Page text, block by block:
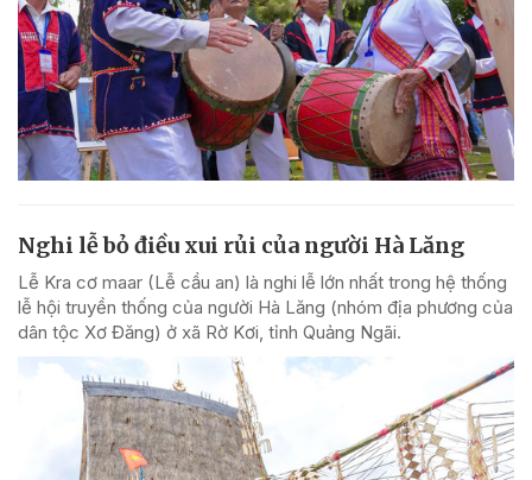
Nghi lễ bỏ điều xui rủi của người Hà Lăng
Lễ Kra cơ maar (Lễ cầu an) là nghi lễ lớn nhất trong hệ thống
lễ hội truyền thống của người Hà Lăng (nhóm địa phương của
dân tộc Xơ Đăng) ở xã Rờ Kơi, tỉnh Quảng Ngãi.